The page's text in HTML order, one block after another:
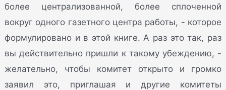
более централизованной, более сплоченной
вокруг одного газетного центра работы, - которое
формулировано и в этой книге. А раз это так, раз
вы действительно пришли к такому убеждению, -
желательно, чтобы комитет открыто и громко
заявил это, приглашая и другие комитеты